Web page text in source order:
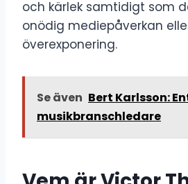
och kärlek samtidigt som
onödig mediepåverkan
överexponering.
Se även Bert Karlsson:
musikbranschledare